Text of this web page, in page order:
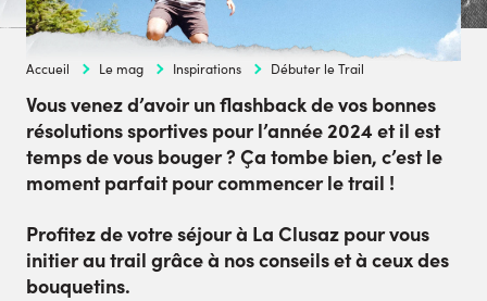
Accueil Le mag Inspirations Débuter le Trail
Vous venez d’avoir un flashback de vos bonnes
résolutions sportives pour l’année 2024 et il est
temps de vous bouger ? Ça tombe bien, c’est le
moment parfait pour commencer le trail !
Profitez de votre séjour à La Clusaz pour vous
initier au trail grâce à nos conseils et à ceux des
bouquetins.